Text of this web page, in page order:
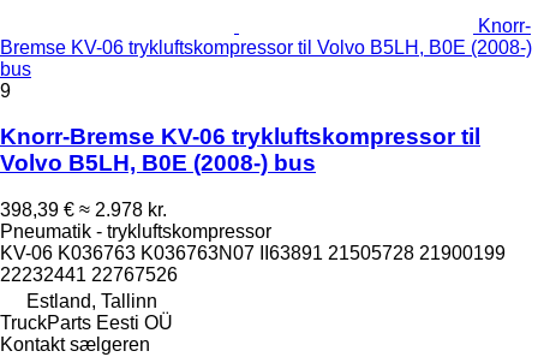
Knorr-
Bremse KV-06 trykluftskompressor til Volvo B5LH, B0E (2008-)
bus
9
Knorr-Bremse KV-06 trykluftskompressor til
Volvo B5LH, B0E (2008-) bus
398,39 € ≈ 2.978 kr.
Pneumatik - trykluftskompressor
KV-06 K036763 K036763N07 II63891 21505728 21900199
22232441 22767526
Estland, Tallinn
TruckParts Eesti OÜ
Kontakt sælgeren